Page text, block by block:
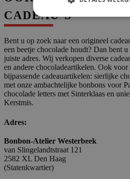
CADEAU’S
Bent u op zoek naar een origineel
een beetje chocolade houdt? Dan bent
juiste adres. Wij verkopen diverse
en andere chocoladeartikelen. Ook
bijpassende cadeauartikelen: sierlijke
met onze ambachtelijke bonbons voor
chocolade letters met Sinterklaas en
Kerstmis.
Adres:
Bonbon-Atelier Westerbeek
van Slingelandtstraat 121
2582 XL Den Haag
(Statenkwartier)